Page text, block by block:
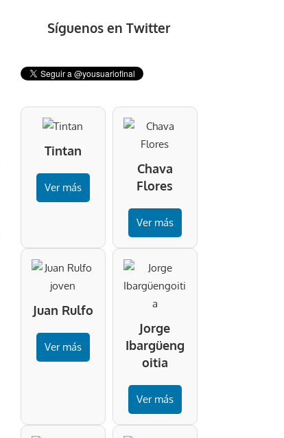
Síguenos en Twitter
Tintan
Ver más
Chava
Flores
Ver más
Juan Rulfo
Ver más
Jorge
Ibargüeng
oitia
Ver más